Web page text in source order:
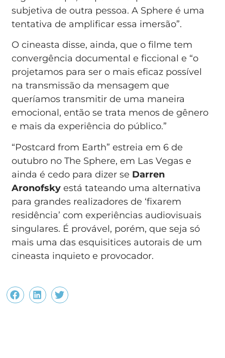
subjetiva de outra pessoa. A Sphere é uma
tentativa de amplificar essa imersão”.
O cineasta disse, ainda, que o filme tem
convergência documental e ficcional e “o
projetamos para ser o mais eficaz possível
na transmissão da mensagem que
queríamos transmitir de uma maneira
emocional, então se trata menos de gênero
e mais da experiência do público.”
“Postcard from Earth” estreia em 6 de
outubro no The Sphere, em Las Vegas e
ainda é cedo para dizer se Darren
Aronofsky está tateando uma alternativa
para grandes realizadores de ‘fixarem
residência’ com experiências audiovisuais
singulares. É provável, porém, que seja só
mais uma das esquisitices autorais de um
cineasta inquieto e provocador.